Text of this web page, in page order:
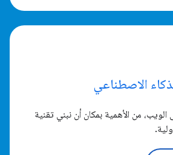
الاصطناعي
من الأهمية بمكان أن نبني تقنية